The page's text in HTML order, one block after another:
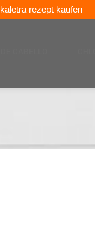
kaletra rezept kaufen